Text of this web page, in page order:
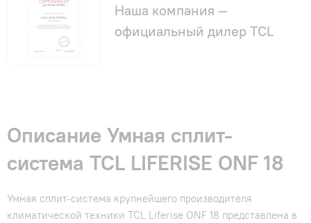
Наша компания —
официальный дилер TCL
Описание Умная сплит-
система TCL LIFERISE ONF 18
Умная сплит-система крупнейшего производителя
климатической техники TCL Liferise ONF 18 представлена в